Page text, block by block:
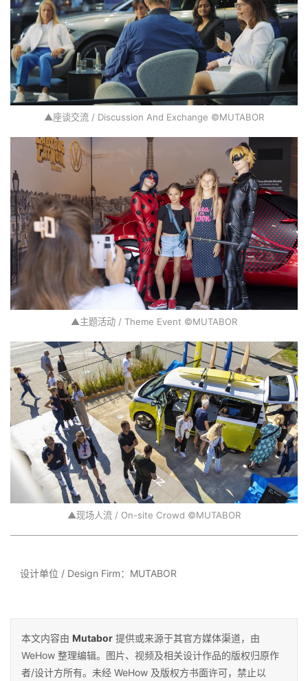
▲座谈交流 / Discussion And Exchange ©MUTABOR
▲主题活动 / Theme Event ©MUTABOR
▲现场人流 / On-site Crowd ©MUTABOR
设计单位 / Design Firm：MUTABOR
本文内容由 Mutabor 提供或来源于其官方媒体渠道，由
WeHow 整理编辑。图片、视频及相关设计作品的版权归原作
者/设计方所有。未经 WeHow 及版权方书面许可，禁止以